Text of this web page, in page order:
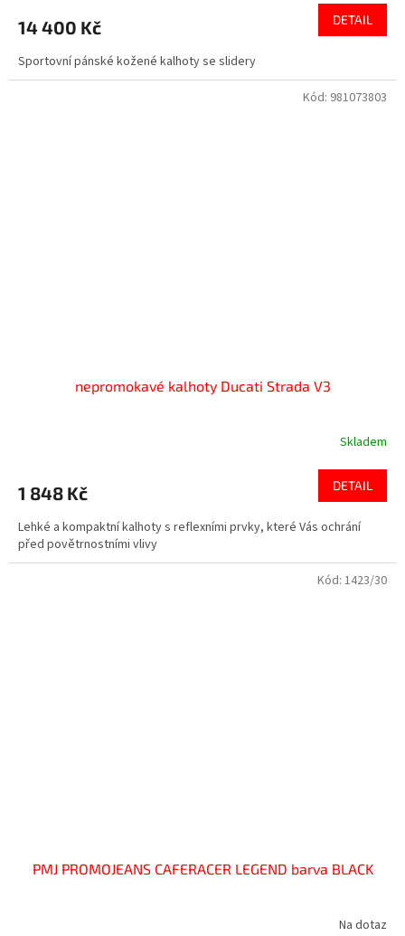
14 400 Kč DETAIL
Sportovní pánské kožené kalhoty se slidery
nepromokavé kalhoty Ducati Strada V3
Skladem
1 848 Kč DETAIL
Lehké a kompaktní kalhoty s reflexními prvky, které Vás ochrání
před povětrnostními vlivy
Kód: 981073803
PMJ PROMOJEANS CAFERACER LEGEND barva BLACK
Na dotaz
Kód: 1423/30